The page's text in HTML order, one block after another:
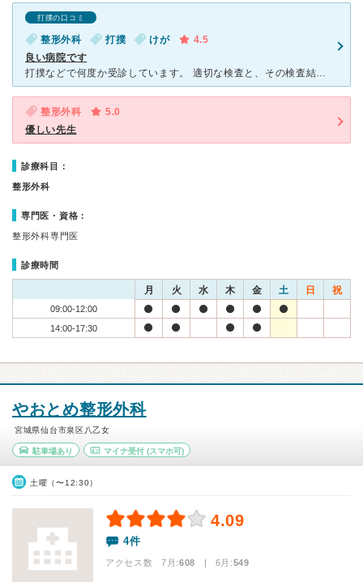
打撲の口コミ
整形外科 打撲 けが
4.5
良い病院です
打撲などで何度か受診しています。 適切な検査と、その検査結果を丁寧に説明して下さり信頼しています。 先生はお一人で対応されています。他にリハビリルームもあるようです。 駐車場は、病院の前に5
整形外科
5.0
優しい先生
診療科目：
整形外科
専門医・資格：
整形外科専門医
診療時間
月 火 水 木 金 土 日 祝
09:00-12:00
14:00-17:30
やおとめ整形外科
宮城県仙台市泉区八乙女
駐車場あり マイナ受付(スマホ可)
土曜（〜12:30）
4.09
4件
アクセス数 7月:608 | 6月:549